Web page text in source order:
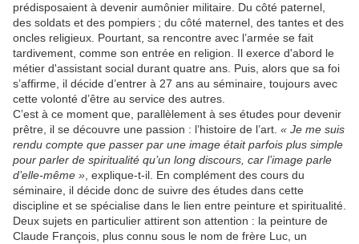
prédisposaient à devenir aumônier militaire. Du côté paternel,
des soldats et des pompiers ; du côté maternel, des tantes et des
oncles religieux. Pourtant, sa rencontre avec l’armée se fait
tardivement, comme son entrée en religion. Il exerce d'abord le
métier d'assistant social durant quatre ans. Puis, alors que sa foi
s’affirme, il décide d’entrer à 27 ans au séminaire, toujours avec
cette volonté d’être au service des autres.
C’est à ce moment que, parallèlement à ses études pour devenir
prêtre, il se découvre une passion : l’histoire de l’art. « Je me suis
rendu compte que passer par une image était parfois plus simple
pour parler de spiritualité qu’un long discours, car l’image parle
d’elle-même » , explique-t-il. En complément des cours du
séminaire, il décide donc de suivre des études dans cette
discipline et se spécialise dans le lien entre peinture et spiritualité.
Deux sujets en particulier attirent son attention : la peinture de
Claude François, plus connu sous le nom de frère Luc, un